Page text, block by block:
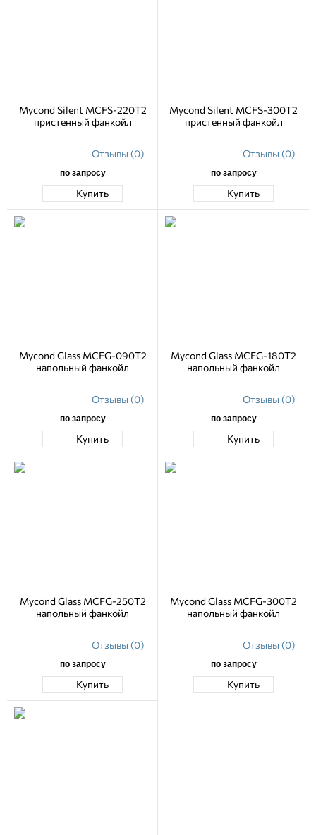
Mycond Silent MCFS-220T2
пристенный фанкойл
Отзывы (0)
по запросу
Купить
Mycond Silent MCFS-300T2
пристенный фанкойл
Отзывы (0)
по запросу
Купить
Mycond Glass MCFG-090T2
напольный фанкойл
Отзывы (0)
по запросу
Купить
Mycond Glass MCFG-180T2
напольный фанкойл
Отзывы (0)
по запросу
Купить
Mycond Glass MCFG-250T2
напольный фанкойл
Отзывы (0)
по запросу
Купить
Mycond Glass MCFG-300T2
напольный фанкойл
Отзывы (0)
по запросу
Купить